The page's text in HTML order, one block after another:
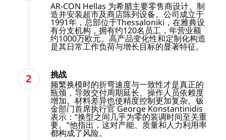
AR-CON Hellas 为希腊主要零售商设计、制
造并安装超市及商店陈列设备。公司成立于
1991年，总部位于Thessaloniki，在雅典设
有分支机构，拥有约120名员工，年营业额
约1000万欧元。高产品变化性和定制化构造
是其日常工作负荷与增长目标的显著特征。
挑战
频繁换模时的折弯速度与一致性才是真正的
瓶颈，导致交付周期延长、操作人员依赖度
增加。材料差异也使精度控制更加复杂。钣
金部门首席执行官 George Konstantinidis
表示：“换型之间几乎为零的装调时间至关重
要。”他指出，这对产能、质量和人力利用率
都构成了风险。